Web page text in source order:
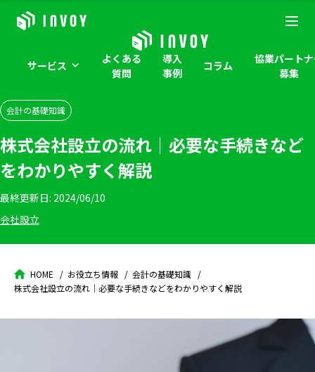
サービス
よくある
質問
導入
事例
コラム
協業パート
募集
会計の基礎知識
株式会社設立の流れ｜必要な手続きなど
をわかりやすく解説
最終更新日: 2024/06/10
会社設立
HOME お役立ち情報
会計の基礎知識
株式会社設立の流れ｜必要な手続きなどをわかりやすく解説